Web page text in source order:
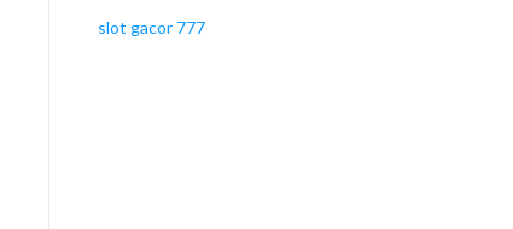
slot gacor 777